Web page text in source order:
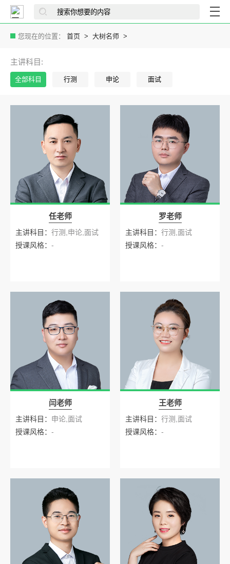
您现在的位置： 首页 大树名师
主讲科目:
全部科目 行测 申论 面试
任老师
主讲科目： 行测,申论,面试
授课风格： -
罗老师
主讲科目： 行测,面试
授课风格： -
闫老师
主讲科目： 申论,面试
授课风格： -
王老师
主讲科目： 行测,面试
授课风格： -